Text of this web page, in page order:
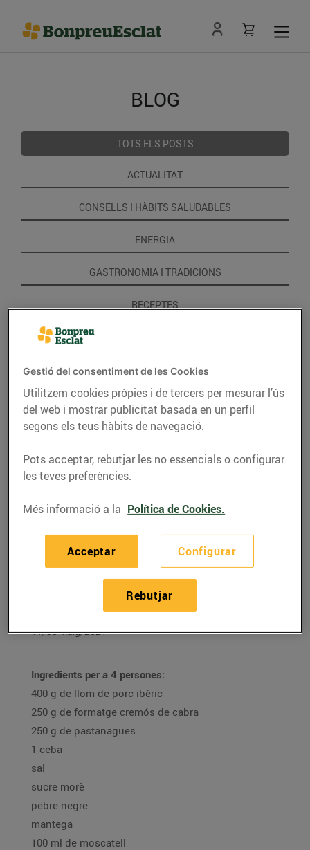
BLOG
TOTS ELS POSTS
ACTUALITAT
CONSELLS I HÀBITS SALUDABLES
ENERGIA
GASTRONOMIA I TRADICIONS
RECEPTES
RECEPTES
Llom de porc ibèric
amb cremós de
formatge de cabra i
ceba caramel·litzada
11/de maig/2021
Ingredients per a 4 persones:
400 g de llom de porc ibèric
250 g de formatge cremós de cabra
250 g de pastanagues
1 ceba
sal
sucre morè
pebre negre
mantega
100 ml de moscatell
Gestió del consentiment de les Cookies
Utilitzem cookies pròpies i de tercers per mesurar l’ús
del web i mostrar publicitat basada en un perfil
segons els teus hàbits de navegació.
Pots acceptar, rebutjar les no essencials o configurar
les teves preferències.
Més informació a la Política de Cookies.
Configurar
Rebutjar
Acceptar